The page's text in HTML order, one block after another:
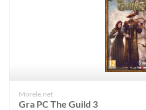
Morele.net
Gra PC The Guild 3